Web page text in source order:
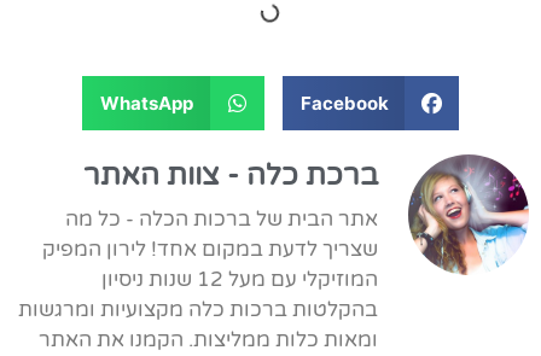
Facebook
WhatsApp
ברכת כלה - צוות האתר
אתר הבית של ברכות הכלה - כל מה
שצריך לדעת במקום אחד! לירון המפיק
המוזיקלי עם מעל 12 שנות ניסיון
בהקלטות ברכות כלה מקצועיות ומרגשות
ומאות כלות ממליצות. הקמנו את האתר